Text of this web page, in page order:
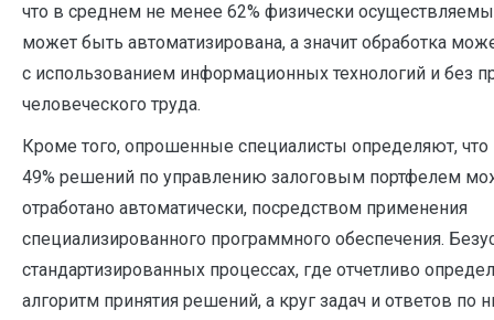
что в среднем не менее 62% физически
может быть автоматизирована, а значит обработка
с использованием информационных технологий и без
человеческого труда.
Кроме того, опрошенные специалисты определяют,
49% решений по управлению залоговым портфелем
отработано автоматически, посредством применения
специализированного программного обеспечения.
стандартизированных процессах, где отчетливо
алгоритм принятия решений, а круг задач и ответов по